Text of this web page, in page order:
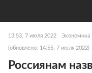
13:53, 7 июля 2022 Экономика
(обновлено: 14:55, 7 июля 2022)
Россиянам